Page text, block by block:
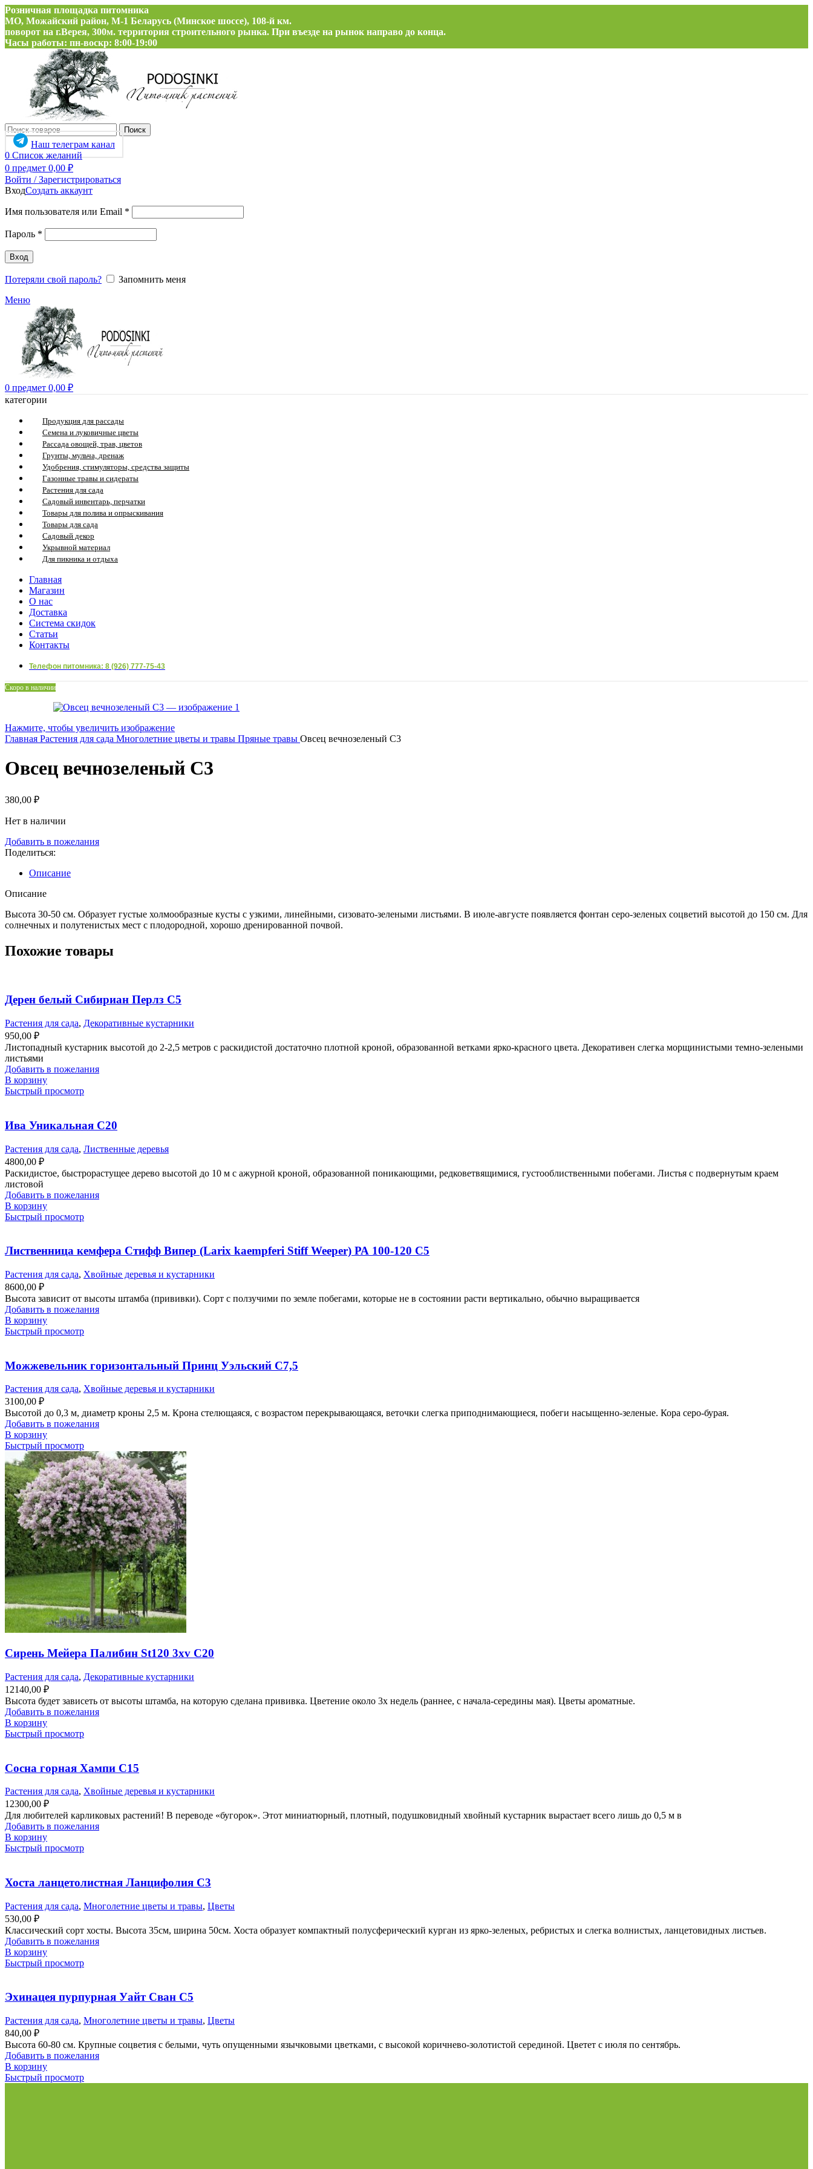
Розничная площадка питомника
МО, Можайский район, М-1 Беларусь (Минское шоссе), 108-й км.
поворот на г.Верея, 300м. территория строительного рынка. При въезде на рынок направо до конца.
Часы работы: пн-воскр: 8:00-19:00
Поиск
Наш телеграм канал
0 Список желаний
0 предмет 0,00 ₽
Войти / Зарегистрироваться
ВходСоздать аккаунт
Имя пользователя или Email *
Пароль *
Вход
Потеряли свой пароль?
Запомнить меня
Меню
0 предмет 0,00 ₽
категории
Продукция для рассады
Семена и луковичные цветы
Рассада овощей, трав, цветов
Грунты, мульча, дренаж
Удобрения, стимуляторы, средства защиты
Газонные травы и сидераты
Растения для сада
Садовый инвентарь, перчатки
Товары для полива и опрыскивания
Товары для сада
Садовый декор
Укрывной материал
Для пикника и отдыха
Главная
Магазин
О нас
Доставка
Система скидок
Статьи
Контакты
Телефон питомника: 8 (926) 777-75-43
Скоро в наличии
Нажмите, чтобы увеличить изображение
Главная Растения для сада Многолетние цветы и травы Пряные травы Овсец вечнозеленый С3
Овсец вечнозеленый С3
380,00 ₽
Нет в наличии
Добавить в пожелания
Поделиться:
Описание
Описание
Высота 30-50 см. Образует густые холмообразные кусты с узкими, линейными, сизовато-зелеными листьями. В июле-августе появляется фонтан серо-зеленых соцветий высотой до 150 см. Для
солнечных и полутенистых мест с плодородной, хорошо дренированной почвой.
Похожие товары
Дерен белый Сибириан Перлз С5
Растения для сада, Декоративные кустарники
950,00 ₽
Листопадный кустарник высотой до 2-2,5 метров с раскидистой достаточно плотной кроной, образованной ветками ярко-красного цвета. Декоративен слегка морщинистыми темно-зелеными
листьями
Добавить в пожелания
В корзину
Быстрый просмотр
Ива Уникальная С20
Растения для сада, Лиственные деревья
4800,00 ₽
Раскидистое, быстрорастущее дерево высотой до 10 м с ажурной кроной, образованной поникающими, редковетвящимися, густооблиственными побегами. Листья с подвернутым краем
листовой
Добавить в пожелания
В корзину
Быстрый просмотр
Лиственница кемфера Стифф Випер (Larix kaempferi Stiff Weeper) РА 100-120 С5
Растения для сада, Хвойные деревья и кустарники
8600,00 ₽
Высота зависит от высоты штамба (прививки). Сорт с ползучими по земле побегами, которые не в состоянии расти вертикально, обычно выращивается
Добавить в пожелания
В корзину
Быстрый просмотр
Можжевельник горизонтальный Принц Уэльский С7,5
Растения для сада, Хвойные деревья и кустарники
3100,00 ₽
Высотой до 0,3 м, диаметр кроны 2,5 м. Крона стелющаяся, с возрастом перекрывающаяся, веточки слегка приподнимающиеся, побеги насыщенно-зеленые. Кора серо-бурая.
Добавить в пожелания
В корзину
Быстрый просмотр
Сирень Мейера Палибин St120 3xv С20
Растения для сада, Декоративные кустарники
12140,00 ₽
Высота будет зависеть от высоты штамба, на которую сделана прививка. Цветение около 3х недель (раннее, с начала-середины мая). Цветы ароматные.
Добавить в пожелания
В корзину
Быстрый просмотр
Сосна горная Хампи С15
Растения для сада, Хвойные деревья и кустарники
12300,00 ₽
Для любителей карликовых растений! В переводе «бугорок». Этот миниатюрный, плотный, подушковидный хвойный кустарник вырастает всего лишь до 0,5 м в
Добавить в пожелания
В корзину
Быстрый просмотр
Хоста ланцетолистная Ланцифолия С3
Растения для сада, Многолетние цветы и травы, Цветы
530,00 ₽
Классический сорт хосты. Высота 35см, ширина 50см. Хоста образует компактный полусферический курган из ярко-зеленых, ребристых и слегка волнистых, ланцетовидных листьев.
Добавить в пожелания
В корзину
Быстрый просмотр
Эхинацея пурпурная Уайт Сван С5
Растения для сада, Многолетние цветы и травы, Цветы
840,00 ₽
Высота 60-80 см. Крупные соцветия с белыми, чуть опущенными язычковыми цветками, с высокой коричнево-золотистой серединой. Цветет с июля по сентябрь.
Добавить в пожелания
В корзину
Быстрый просмотр